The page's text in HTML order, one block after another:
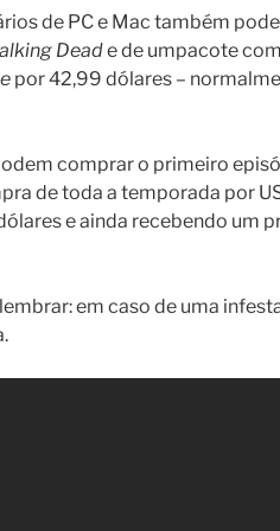
de PC e Mac também
Deade de umpacote
por 42,99 dólares –
comprar o primeiro
de toda a temporada por
e ainda recebendo um
em caso de uma